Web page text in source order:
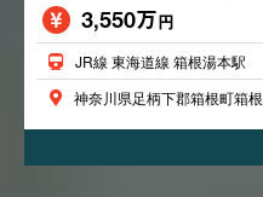
3,550万円
JR線 東海道線 箱根湯本駅
神奈川県足柄下郡箱根町箱根